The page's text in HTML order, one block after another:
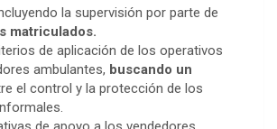
la supervisión por parte de
matriculados.
de aplicación de los operativos
ambulantes, buscando un
el control y la protección de los